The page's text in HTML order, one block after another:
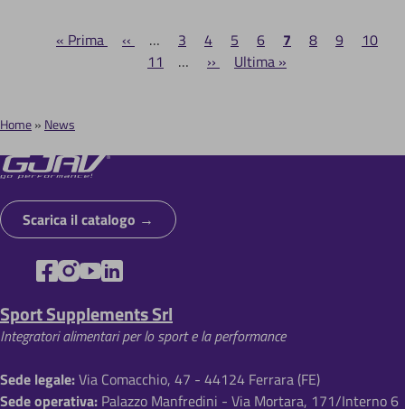
i
n
a
z
i
o
Prima
« Prima
Pagina
precedente
‹‹ … Page
3 Page
4 Page
5 Page
6
Pagina
attuale
7 Page
8 Page
9 Page
10
11
…
Pagina
››
Ultima
Ultima »
B
r
i
c
l
e
d
Home News
Scarica il catalogo
Sport Supplements Srl
Integratori alimentari per lo sport e la performance
Sede legale:Via Comacchio, 47 - 44124 Ferrara (FE)
Sede operativa: Palazzo Manfredini - Via Mortara, 171/Interno 6